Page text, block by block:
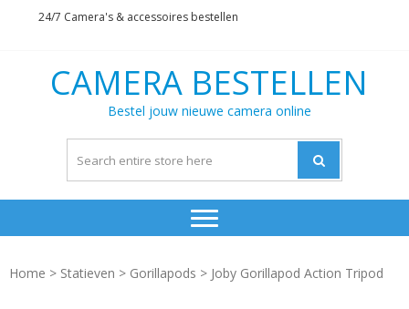
24/7 Camera's & accessoires bestellen
CAMERA BESTELLEN
Bestel jouw nieuwe camera online
Home > Statieven > Gorillapods > Joby Gorillapod Action Tripod